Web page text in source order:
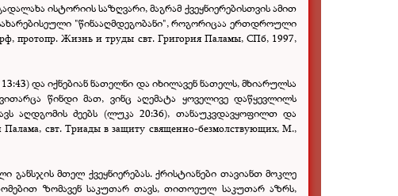
ისტორიის საზღვარი, მაგრამ ქვეყნიერებისთვის ამით
"წინააღმდეგობანი", როგორიცაა ერთდროული
протопр. Жизнь и труды свт. Григория Паламы, СПб, 1997,
და იქნებიან ნათელნი და იხილავენ ნათელს, მხიარულსა
წინდი მათ, ვინც აღემატა ყოველივე დაწყევლილს
აღდგომის ძეებს (ლუკა 20:36), თანაუკვდავყოფილთ და
свт. Триады в защиту священно-безмолствующих, М.,
მთელ ქვეყნიერებას. ქრისტიანები თავიანთ მოკლე
ზომავენ საკუთარ თავს, თითოეულ საკუთარ აზრს,